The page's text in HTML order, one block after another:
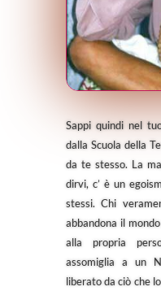
Sappi quindi nel
dalla Scuola della
da te stesso. La
dirvi, c’ è un
stessi. Chi
abbandona il
alla propria
assomiglia a un
liberato da ciò che